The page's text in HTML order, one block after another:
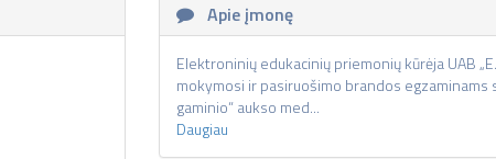
Apie įmonę
Elektroninių edukacinių priemonių kūrėja UAB
mokymosi ir pasiruošimo brandos egzaminams
gaminio“ aukso med...
Daugiau